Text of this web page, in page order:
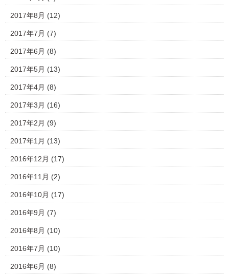
2017年8月 (12)
2017年7月 (7)
2017年6月 (8)
2017年5月 (13)
2017年4月 (8)
2017年3月 (16)
2017年2月 (9)
2017年1月 (13)
2016年12月 (17)
2016年11月 (2)
2016年10月 (17)
2016年9月 (7)
2016年8月 (10)
2016年7月 (10)
2016年6月 (8)